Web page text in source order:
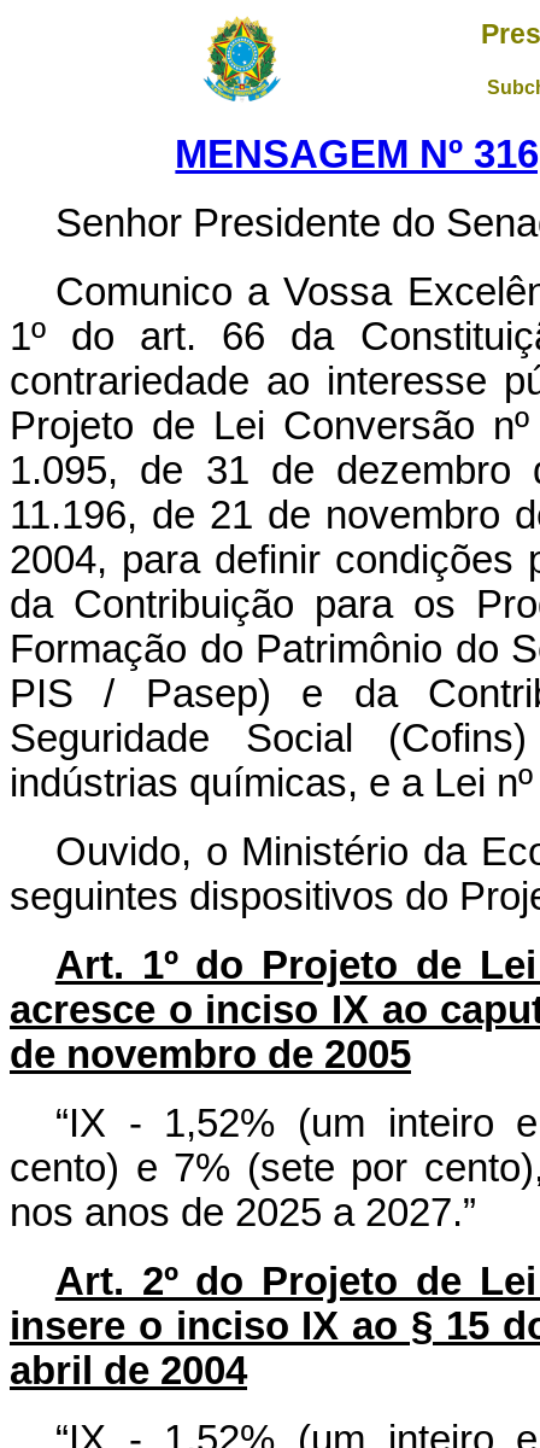
MENSAGEM Nº
Senhor Presidente do
Comunico a Vossa
1º do art. 66 da
contrariedade ao interesse
Projeto de Lei Conversão
1.095, de 31 de dezembro
11.196, de 21 de novembro
2004, para definir condições
da Contribuição para os
Formação do Patrimônio do
PIS / Pasep) e da
Seguridade Social
indústrias químicas, e a Lei
Ouvido, o Ministério da
seguintes dispositivos do
Art. 1º do Projeto de
acresce o inciso IX ao
de novembro de 2005
“IX - 1,52% (um inteiro
cento) e 7% (sete por
nos anos de 2025 a 2027.”
Art. 2º do Projeto de
insere o inciso IX ao § 15
abril de 2004